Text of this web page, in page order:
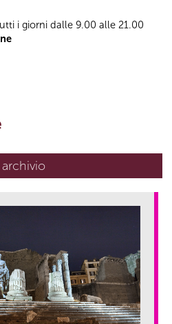
i giorni dalle 9.00 alle 21.00
archivio